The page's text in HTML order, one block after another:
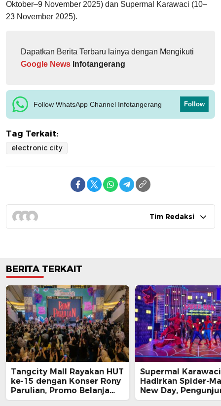
Oktober–9 November 2025) dan Supermal Karawaci (10–
23 November 2025).
Dapatkan Berita Terbaru lainya dengan Mengikuti
Google News Infotangerang
Follow WhatsApp Channel Infotangerang Follow
Tag Terkait:
electronic city
Tim Redaksi
BERITA TERKAIT
Tangcity Mall Rayakan HUT
ke-15 dengan Konser Rony
Parulian, Promo Belanja
hingga Festival Komunitas
Supermal Karawaci
Hadirkan Spider-
New Day,
Main, Bertemu